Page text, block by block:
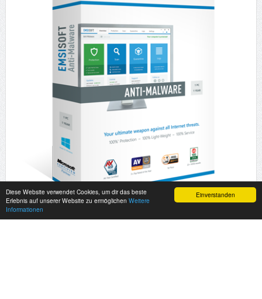
Einverstanden
Diese Website verwendet Cookies, um dir das beste
Erlebnis auf unserer Website zu ermöglichen Weitere
Informationen